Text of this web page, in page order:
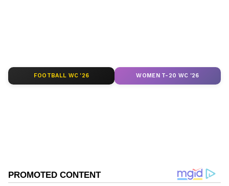
ABOUT THE AUTHOR
FOOTBALL WC '26 WOMEN T-20 WC '26